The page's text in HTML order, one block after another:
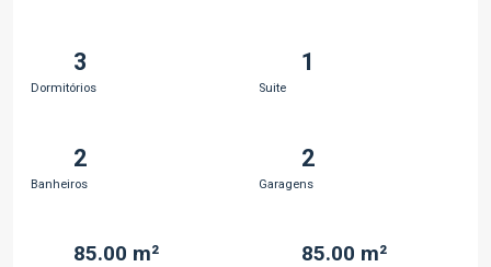
3
Dormitórios
1
Suite
2
Banheiros
2
Garagens
85.00 m² 85.00 m²